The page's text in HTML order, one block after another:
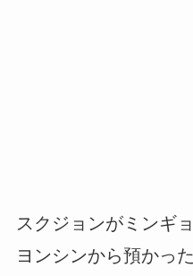
スクジョンがミンギ
ヨンシンから預かっ